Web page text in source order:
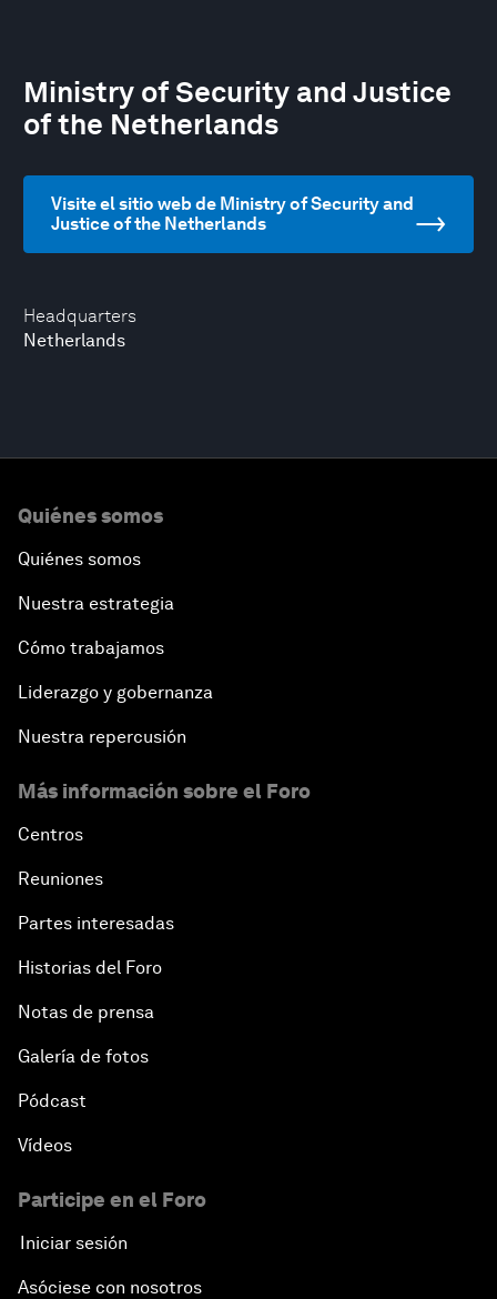
Headquarters
Netherlands
Ministry of Security and Justice
of the Netherlands
Visite el sitio web de Ministry of Security and
Justice of the Netherlands
Quiénes somos
Quiénes somos
Nuestra estrategia
Cómo trabajamos
Liderazgo y gobernanza
Nuestra repercusión
Más información sobre el Foro
Centros
Reuniones
Partes interesadas
Historias del Foro
Notas de prensa
Galería de fotos
Pódcast
Vídeos
Participe en el Foro
Iniciar sesión
Asóciese con nosotros